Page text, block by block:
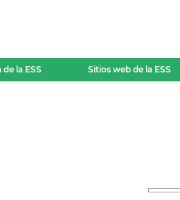
la ESS Sitios web de la ESS